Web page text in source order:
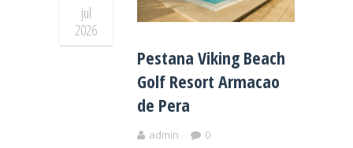
jul
2026
Pestana Viking Beach
Golf Resort Armacao
de Pera
admin 0